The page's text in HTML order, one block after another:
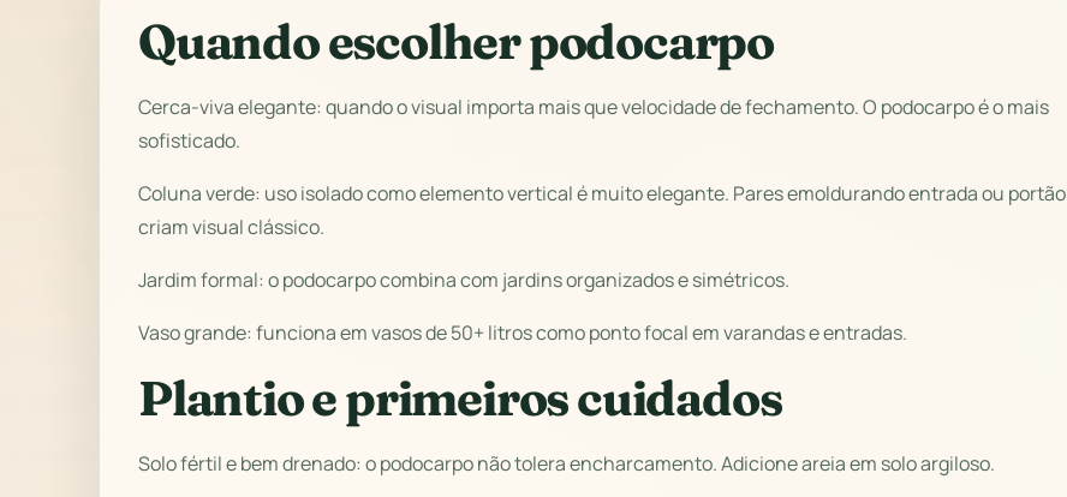
Quando escolher podocarpo
Cerca-viva elegante: quando o visual importa mais que velocidade de fechamento. O podocarpo é o mais
sofisticado.
Coluna verde: uso isolado como elemento vertical é muito elegante. Pares emoldurando entrada ou portão
criam visual clássico.
Jardim formal: o podocarpo combina com jardins organizados e simétricos.
Vaso grande: funciona em vasos de 50+ litros como ponto focal em varandas e entradas.
Plantio e primeiros cuidados
Solo fértil e bem drenado: o podocarpo não tolera encharcamento. Adicione areia em solo argiloso.